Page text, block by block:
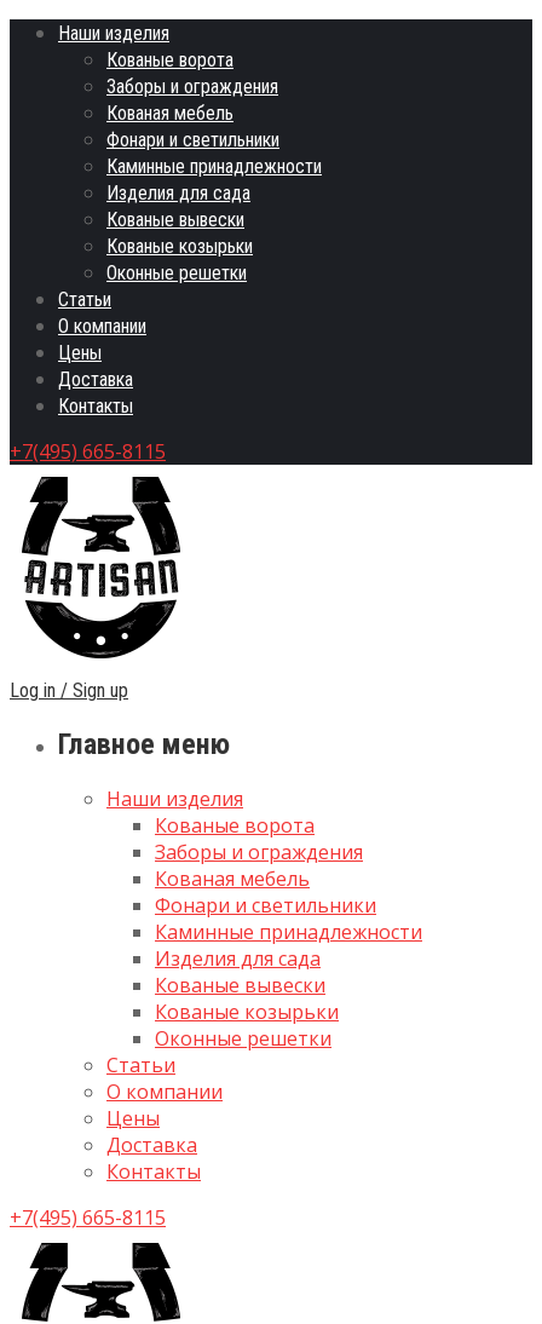
Наши изделия
Кованые ворота
Заборы и ограждения
Кованая мебель
Фонари и светильники
Каминные принадлежности
Изделия для сада
Кованые вывески
Кованые козырьки
Оконные решетки
Статьи
О компании
Цены
Доставка
Контакты
+7(495) 665-8115
Log in / Sign up
Главное меню
Наши изделия
Кованые ворота
Заборы и ограждения
Кованая мебель
Фонари и светильники
Каминные принадлежности
Изделия для сада
Кованые вывески
Кованые козырьки
Оконные решетки
Статьи
О компании
Цены
Доставка
Контакты
+7(495) 665-8115